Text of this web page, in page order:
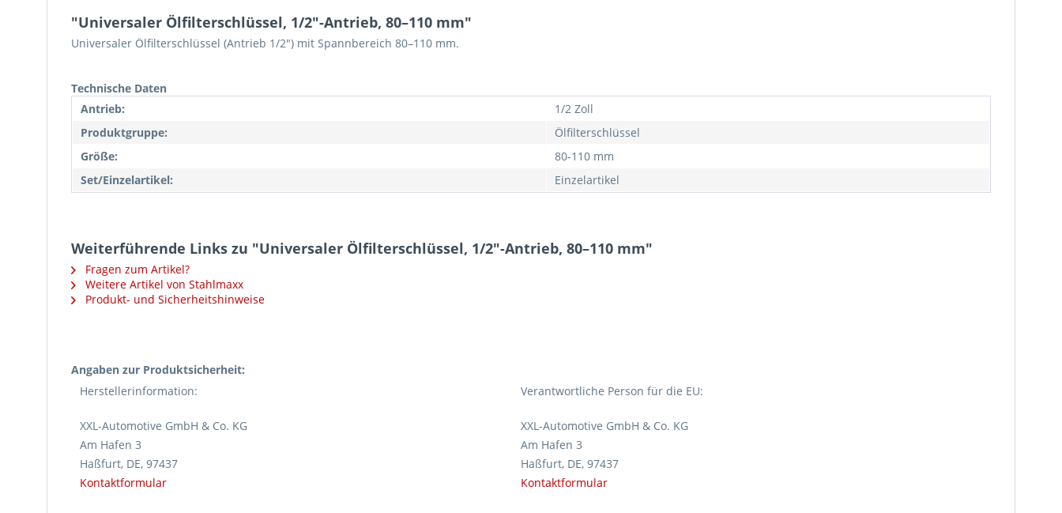
"Universaler Ölfilterschlüssel, 1/2"-Antrieb, 80–110 mm"
Universaler Ölfilterschlüssel (Antrieb 1/2") mit Spannbereich 80–110 mm.
Technische Daten
Antrieb:
1/2 Zoll
Produktgruppe:
Ölfilterschlüssel
Größe:
80-110 mm
Set/Einzelartikel:
Einzelartikel
Weiterführende Links zu "Universaler Ölfilterschlüssel, 1/2"-Antrieb, 80–110 mm"
Fragen zum Artikel?
Weitere Artikel von Stahlmaxx
Produkt- und Sicherheitshinweise
Angaben zur Produktsicherheit:
Herstellerinformation:
XXL-Automotive GmbH & Co. KG
Am Hafen 3
Haßfurt, DE, 97437
Kontaktformular
Verantwortliche Person für die EU:
XXL-Automotive GmbH & Co. KG
Am Hafen 3
Haßfurt, DE, 97437
Kontaktformular